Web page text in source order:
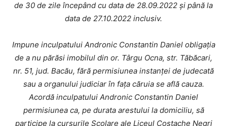
de 30 de zile începând cu data de 28.09.2022 şi până la
data de 27.10.2022 inclusiv.
Impune inculpatului Andronic Constantin Daniel obligaţia
de a nu părăsi imobilul din or. Târgu Ocna, str. Tăbăcari,
nr. 51, jud. Bacău, fără permisiunea instanţei de judecată
sau a organului judiciar în faţa căruia se află cauza.
Acordă inculpatului Andronic Constantin Daniel
permisiunea ca, pe durata arestului la domiciliu, să
participe la cursurile Școlare ale Liceul Costache Negri